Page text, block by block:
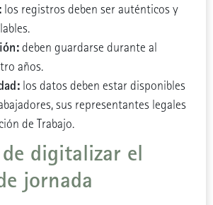
los registros deben ser auténticos y
deben guardarse durante al
años.
los datos deben estar disponibles
sus representantes legales
de Trabajo.
digitalizar el
jornada